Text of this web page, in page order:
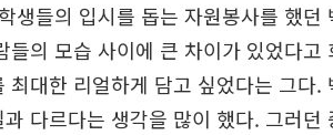
생들의 입시를 돕는 자원봉사를 했던
들의 모습 사이에 큰 차이가 있었다고
최대한 리얼하게 담고 싶었다는 그다.
다르다는 생각을 많이 했다. 그러던